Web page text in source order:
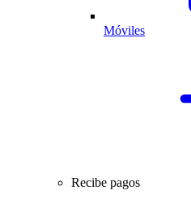
Móviles
Recibe pagos